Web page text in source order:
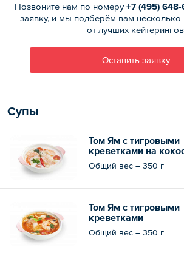
Позвоните нам по номеру+7 (495) 648-
заявку, и мы подберём вам
от лучших
Оставить заявку
Супы
Том Ям с тигровыми
креветками на
молоке
Общий вес – 350 г
Том Ям с тигровыми
креветками
Общий вес – 350 г